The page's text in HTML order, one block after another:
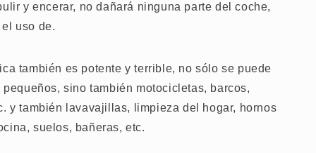
y encerar, no dañará ninguna parte del coche,
uso de.
también es potente y terrible, no sólo se puede
sino también motocicletas, barcos,
y también lavavajillas, limpieza del hogar, hornos
suelos, bañeras, etc.